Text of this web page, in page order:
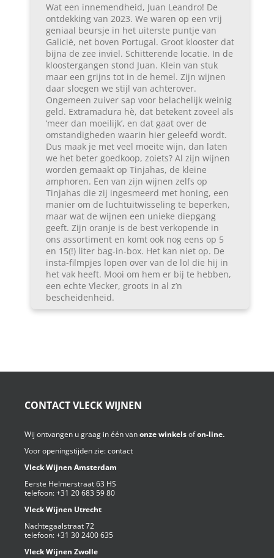
Wat een innemendheid, Juan Leandro! De
ontdekking van 2023. We waren op een vrij
geniaal beursje in het uiterste puntje van
Galicië, net boven Portugal. Groot klooster dat
bijna de zee inviel. Schitterende locatie. In de
kloostergangen stond Juan. Klein van stuk
maar een grijns tot in de hemel. Zijn wijnen
daar sloegen we stijl van achterover.
Ongemeen zuiver sap voor belachelijk weinig
geld. Extramadura hè, dat betekent zoveel als
‘meer dan moeilijk’, en dat gaat over de
omstandigheden waarin hier geleefd wordt.
Dus maak je met veel moeite wijn, dan laten
we het beter goedkoop, zoiets? Al zijn wijnen
worden gemaakt op Tinjahas, de kleine
amphoren. Een van zijn wijnen zelfs op
Tinjahas die zij ingesmeerd met honing, een
manier om de luchtuitwisseling te beperken,
maar wat de wijnen een unieke diepgang
geeft. Zijn oranje is de best verkopende in
ons assortiment en komt ook nog eens op 5
en 15(!) liter bag-in-box. Het kan niet op. De
insta-filmpjes lopen over van de lol die hij in
het vak heeft. Mooi om hem er bij te hebben,
een echte Vlecker, groots in al z’n
bescheidenheid.
CONTACT VLECK WIJNEN
Wij ontvangen u graag in één vanonze winkelsofon-line.
Voor openingstijden zie:contact
Vleck Wijnen Amsterdam
Eerste Helmerstraat 63 HS
telefoon:+31 20 683 59 80
Vleck Wijnen Utrecht
Nachtegaalstraat 72
telefoon:+31 30 2400 635
Vleck Wijnen Zwolle